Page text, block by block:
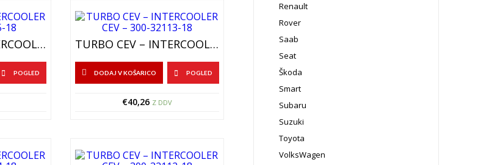
TURBO CEV – INTERCOOLER CEV – 305-7515-18
POGLED
TURBO CEV – INTERCOOLER CEV – 300-32113-18
DODAJ V KOŠARICO POGLED
€40,26 Z DDV
Renault
Rover
Saab
Seat
Škoda
Smart
Subaru
Suzuki
Toyota
VolksWagen